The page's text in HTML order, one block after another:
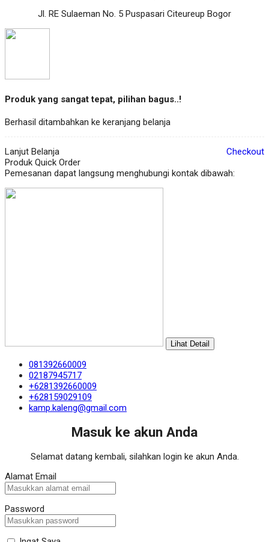
Jl. RE Sulaeman No. 5 Puspasari Citeureup Bogor
Produk yang sangat tepat, pilihan bagus..!
Berhasil ditambahkan ke keranjang belanja
Lanjut Belanja
Checkout
Produk Quick Order
Pemesanan dapat langsung menghubungi kontak dibawah:
Lihat Detail
081392660009
02187945717
+6281392660009
+628159029109
kamp.kaleng@gmail.com
Masuk ke akun Anda
Selamat datang kembali, silahkan login ke akun Anda.
Alamat Email
Password